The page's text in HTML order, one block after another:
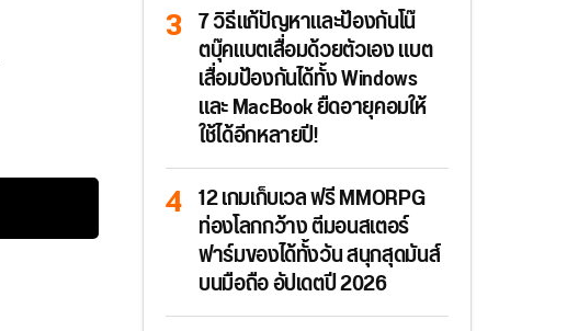
7 วิธีแก้ปัญหาและป้องกันโน๊
ตบุ๊คแบตเสื่อมด้วยตัวเอง แบต
เสื่อมป้องกันได้ทั้ง Windows
และ MacBook ยืดอายุคอมให้
ใช้ได้อีกหลายปี!
12 เกมเก็บเวล ฟรี MMORPG
ท่องโลกกว้าง ตีมอนสเตอร์
ฟาร์มของได้ทั้งวัน สนุกสุดมันส์
บนมือถือ อัปเดตปี 2026